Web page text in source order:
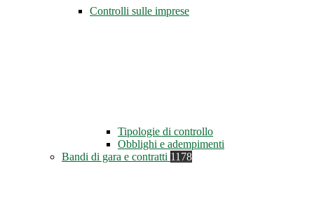
Controlli sulle imprese
Tipologie di controllo
Obblighi e adempimenti
Bandi di gara e contratti 1178